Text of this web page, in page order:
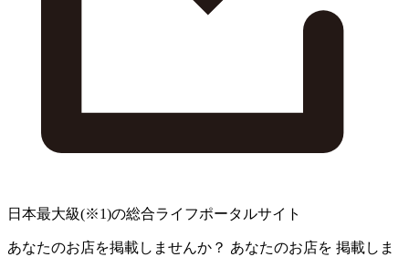
日本最大級(※1)の総合ライフポータルサイト
あなたのお店を掲載しませんか？ あなたのお店を 掲載しま